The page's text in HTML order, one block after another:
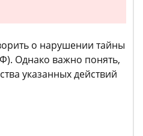
о нарушении тайны
Однако важно понять,
указанных действий